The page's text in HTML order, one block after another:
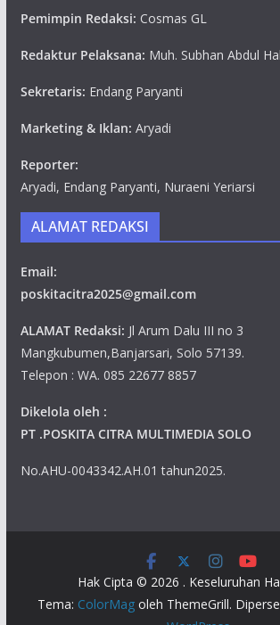
Pemimpin Redaksi: Cosmas GL
Redaktur Pelaksana: Muh. Subhan Abdul
Sekretaris: Endang Paryanti
Marketing & Iklan: Aryadi
Reporter:
Aryadi, Endang Paryanti, Nuraeni Yeriarsi
ALAMAT REDAKSI
Email:
poskitacitra2025@gmail.com
ALAMAT Redaksi: Jl Arum Dalu III no 3
Mangkubumen,Banjarsari, Solo 57139.
Telepon : WA. 085 22677 8857
Dikelola oleh :
PT .POSKITA CITRA MULTIMEDIA SOLO
No.AHU-0043342.AH.01 tahun2025.
Hak Cipta © 2026 . Keseluruhan
Tema: ColorMagoleh ThemeGrill.